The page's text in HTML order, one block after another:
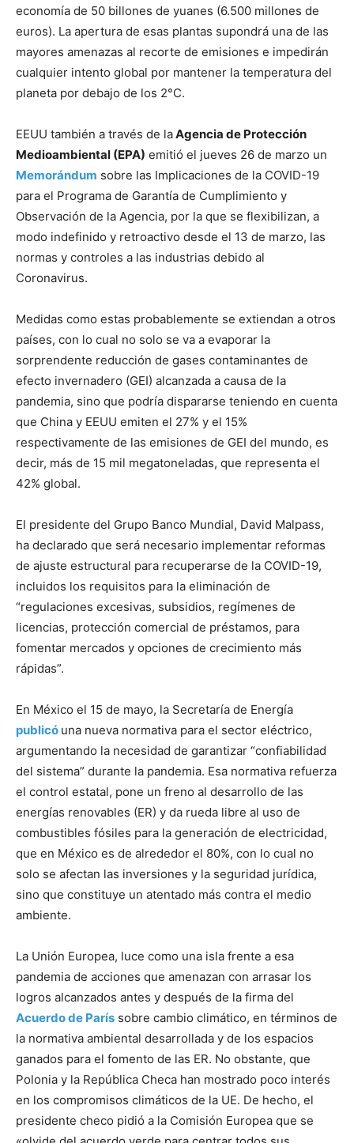
economía de 50 billones de yuanes (6.500 millones de
euros). La apertura de esas plantas supondrá una de las
mayores amenazas al recorte de emisiones e impedirán
cualquier intento global por mantener la temperatura del
planeta por debajo de los 2°C.
EEUU también a través de laAgencia de Protección
Medioambiental (EPA) emitió el jueves 26 de marzo un
Memorándum sobre las Implicaciones de la COVID-19
para el Programa de Garantía de Cumplimiento y
Observación de la Agencia, por la que se flexibilizan, a
modo indefinido y retroactivo desde el 13 de marzo, las
normas y controles a las industrias debido al
Coronavirus.
Medidas como estas probablemente se extiendan a otros
países, con lo cual no solo se va a evaporar la
sorprendente reducción de gases contaminantes de
efecto invernadero (GEI) alcanzada a causa de la
pandemia, sino que podría dispararse teniendo en cuenta
que China y EEUU emiten el 27% y el 15%
respectivamente de las emisiones de GEI del mundo, es
decir, más de 15 mil megatoneladas, que representa el
42% global.
El presidente del Grupo Banco Mundial, David Malpass,
ha declarado que será necesario implementar reformas
de ajuste estructural para recuperarse de la COVID-19,
incluidos los requisitos para la eliminación de
“regulaciones excesivas, subsidios, regímenes de
licencias, protección comercial de préstamos, para
fomentar mercados y opciones de crecimiento más
rápidas”.
En México el 15 de mayo, la Secretaría de Energía
publicó una nueva normativa para el sector eléctrico,
argumentando la necesidad de garantizar “confiabilidad
del sistema” durante la pandemia. Esa normativa refuerza
el control estatal, pone un freno al desarrollo de las
energías renovables (ER) y da rueda libre al uso de
combustibles fósiles para la generación de electricidad,
que en México es de alrededor el 80%, con lo cual no
solo se afectan las inversiones y la seguridad jurídica,
sino que constituye un atentado más contra el medio
ambiente.
La Unión Europea, luce como una isla frente a esa
pandemia de acciones que amenazan con arrasar los
logros alcanzados antes y después de la firma del
Acuerdo de París sobre cambio climático, en términos de
la normativa ambiental desarrollada y de los espacios
ganados para el fomento de las ER. No obstante, que
Polonia y la República Checa han mostrado poco interés
en los compromisos climáticos de la UE. De hecho, el
presidente checo pidió a la Comisión Europea que se